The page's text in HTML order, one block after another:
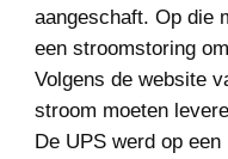
aangeschaft. Op die
een stroomstoring
Volgens de website
stroom moeten
De UPS werd op